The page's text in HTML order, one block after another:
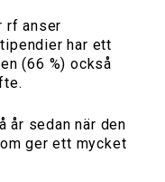
rf anser
har ett
(66 %) också
år sedan när den
ger ett mycket